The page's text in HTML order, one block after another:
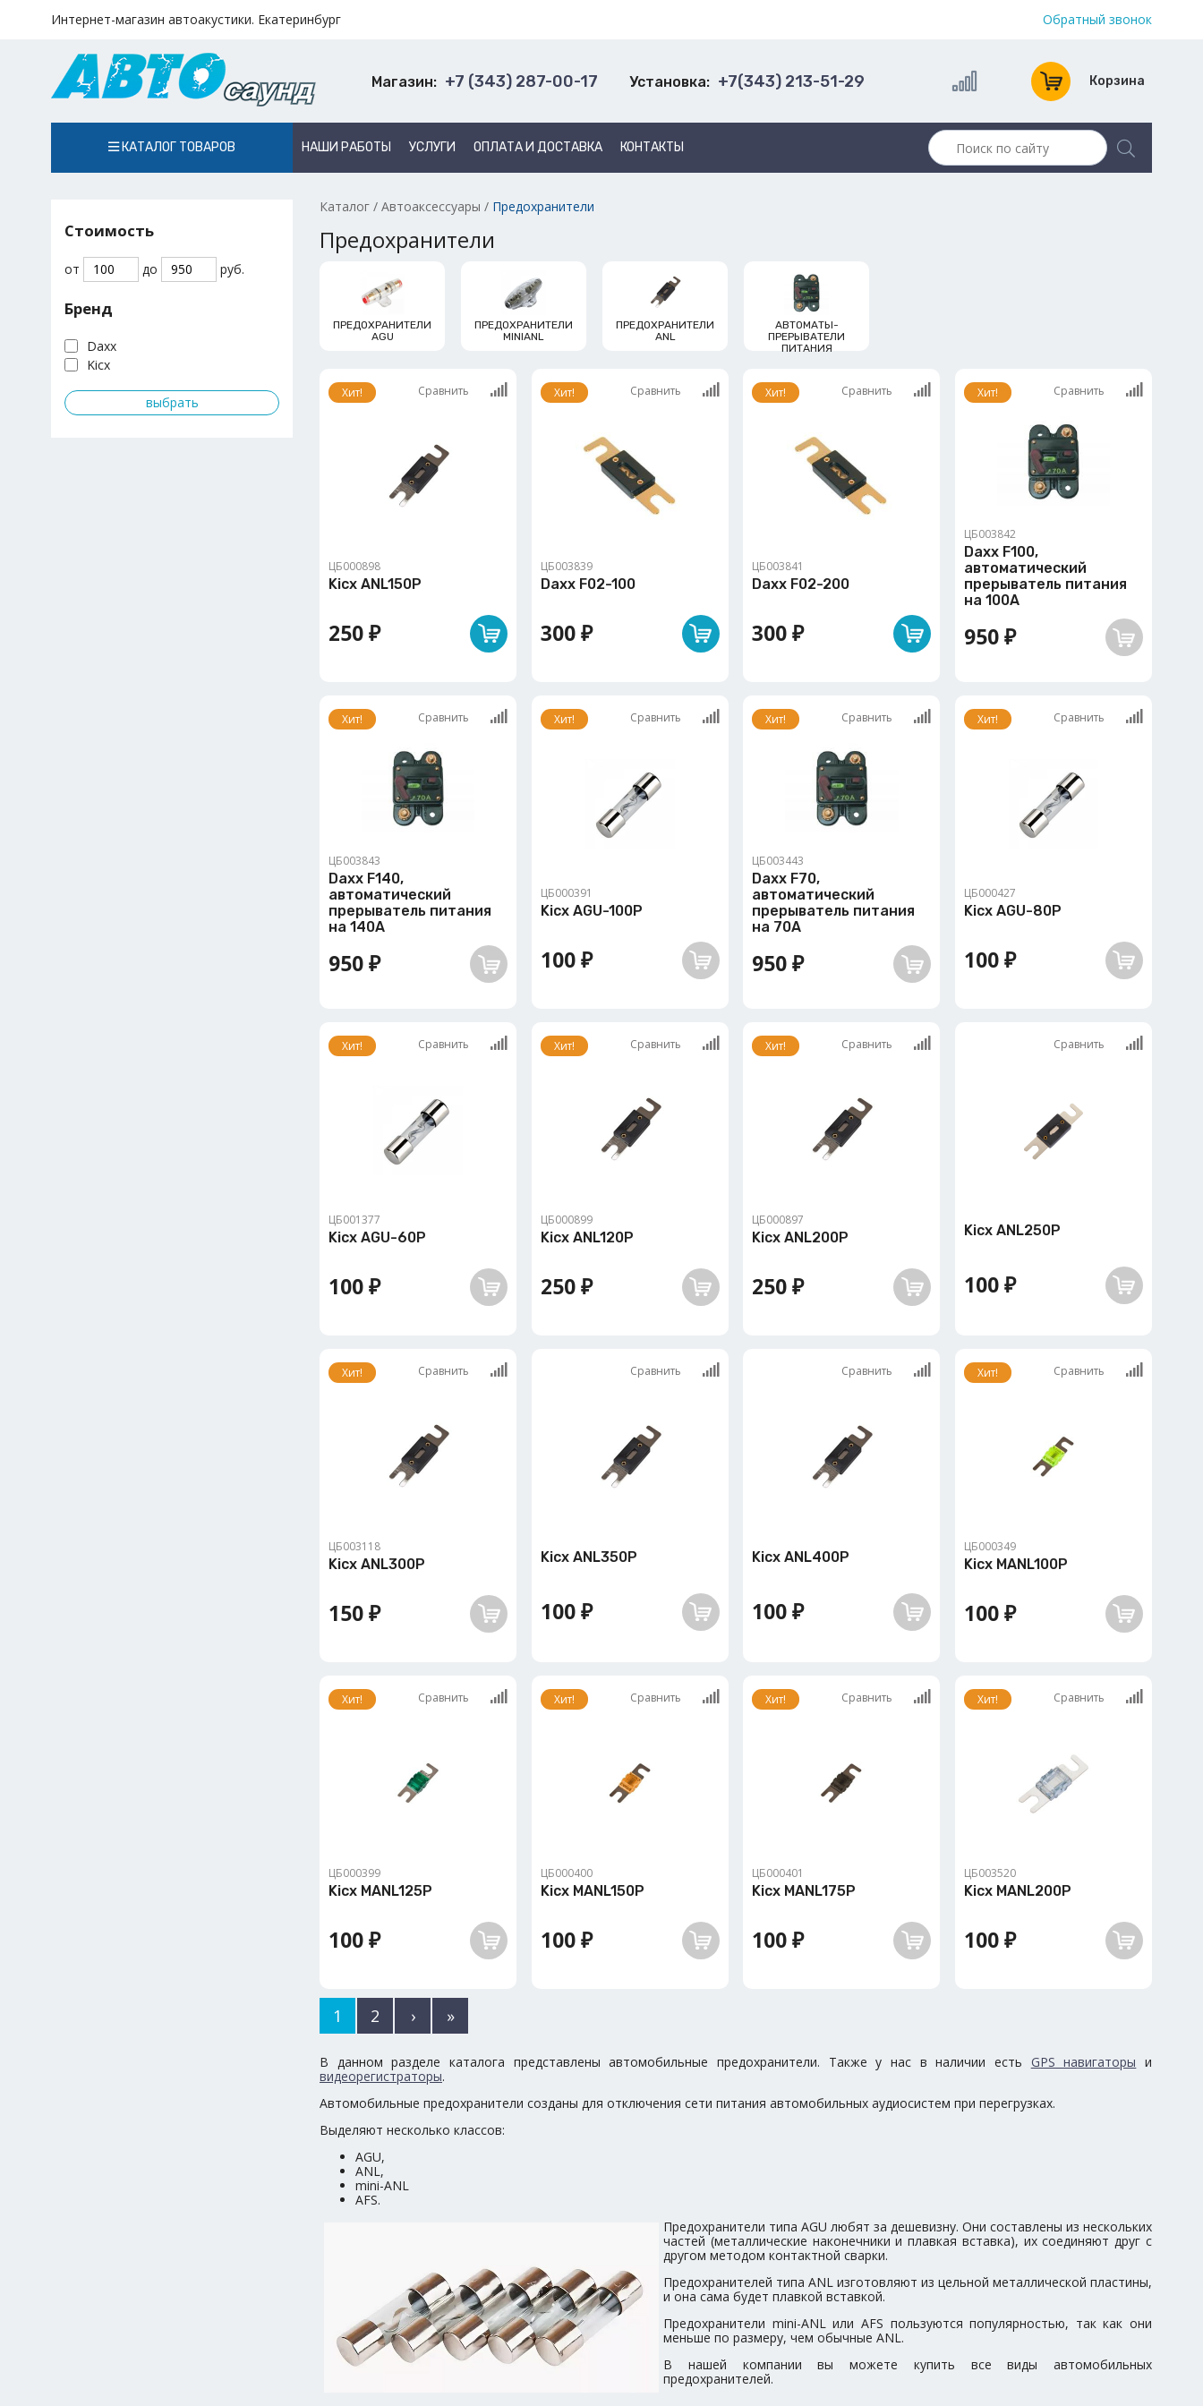
Интернет-магазин автоакустики. Екатеринбург Обратный звонок
Магазин: +7 (343) 287-00-17 Установка: +7(343) 213-51-29 Корзина
КАТАЛОГ ТОВАРОВ НАШИ РАБОТЫ УСЛУГИ ОПЛАТА И ДОСТАВКА КОНТАКТЫ
Стоимость
от до руб.
Бренд
Daxx
Kicx
Каталог / Автоаксессуары / Предохранители
Предохранители
ПРЕДОХРАНИТЕЛИ
AGU
ПРЕДОХРАНИТЕЛИ
MINIANL
ПРЕДОХРАНИТЕЛИ
ANL
АВТОМАТЫ-
ПРЕРЫВАТЕЛИ
ПИТАНИЯ
Хит! Сравнить
ЦБ000898
Kicx ANL150P
250 ₽
Хит! Сравнить
ЦБ003839
Daxx F02-100
300 ₽
Хит! Сравнить
ЦБ003841
Daxx F02-200
300 ₽
Хит! Сравнить
ЦБ003842
Daxx F100,
автоматический
прерыватель питания
на 100A
950 ₽
Хит! Сравнить
ЦБ003843
Daxx F140,
автоматический
прерыватель питания
на 140A
950 ₽
Хит! Сравнить
ЦБ000391
Kicx AGU-100P
100 ₽
Хит! Сравнить
ЦБ003443
Daxx F70,
автоматический
прерыватель питания
на 70A
950 ₽
Хит! Сравнить
ЦБ000427
Kicx AGU-80P
100 ₽
Хит! Сравнить
ЦБ001377
Kicx AGU-60P
100 ₽
Хит! Сравнить
ЦБ000899
Kicx ANL120P
250 ₽
Хит! Сравнить
ЦБ000897
Kicx ANL200P
250 ₽
Сравнить
Kicx ANL250P
100 ₽
Хит! Сравнить
ЦБ003118
Kicx ANL300P
150 ₽
Сравнить
Kicx ANL350P
100 ₽
Сравнить
Kicx ANL400P
100 ₽
Хит! Сравнить
ЦБ000349
Kicx MANL100P
100 ₽
Хит! Сравнить
ЦБ000399
Kicx MANL125P
100 ₽
Хит! Сравнить
ЦБ000400
Kicx MANL150P
100 ₽
Хит! Сравнить
ЦБ000401
Kicx MANL175P
100 ₽
Хит! Сравнить
ЦБ003520
Kicx MANL200P
100 ₽
1 2 › »
В данном разделе каталога представлены автомобильные предохранители. Также у нас в наличии есть GPS навигаторы и
видеорегистраторы.
Автомобильные предохранители созданы для отключения сети питания автомобильных аудиосистем при перегрузках.
Выделяют несколько классов:
AGU,
ANL,
mini-ANL
AFS.
Предохранители типа AGU любят за дешевизну. Они составлены из нескольких
частей (металлические наконечники и плавкая вставка), их соединяют друг с
другом методом контактной сварки.
Предохранителей типа ANL изготовляют из цельной металлической пластины,
и она сама будет плавкой вставкой.
Предохранители mini-ANL или AFS пользуются популярностью, так как они
меньше по размеру, чем обычные ANL.
В нашей компании вы можете купить все виды автомобильных
предохранителей.